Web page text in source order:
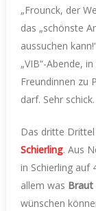
„Frounck, der
das „schönste
aussuchen
„VIB“-Abende,
Freundinnen zu
darf. Sehr schick.
Das dritte
Schierling. Aus
in Schierling auf
allem was Braut
wünschen